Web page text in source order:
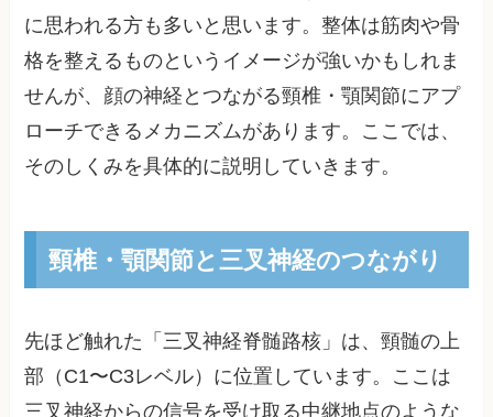
に思われる方も多いと思います。整体は筋肉や骨
格を整えるものというイメージが強いかもしれま
せんが、顔の神経とつながる頸椎・顎関節にアプ
ローチできるメカニズムがあります。ここでは、
そのしくみを具体的に説明していきます。
頸椎・顎関節と三叉神経のつながり
先ほど触れた「三叉神経脊髄路核」は、頸髄の上
部（C1〜C3レベル）に位置しています。ここは
三叉神経からの信号を受け取る中継地点のような